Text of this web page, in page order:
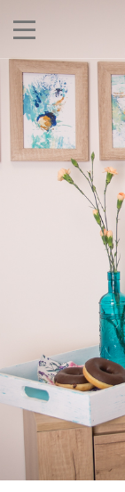
Rezerwacja online